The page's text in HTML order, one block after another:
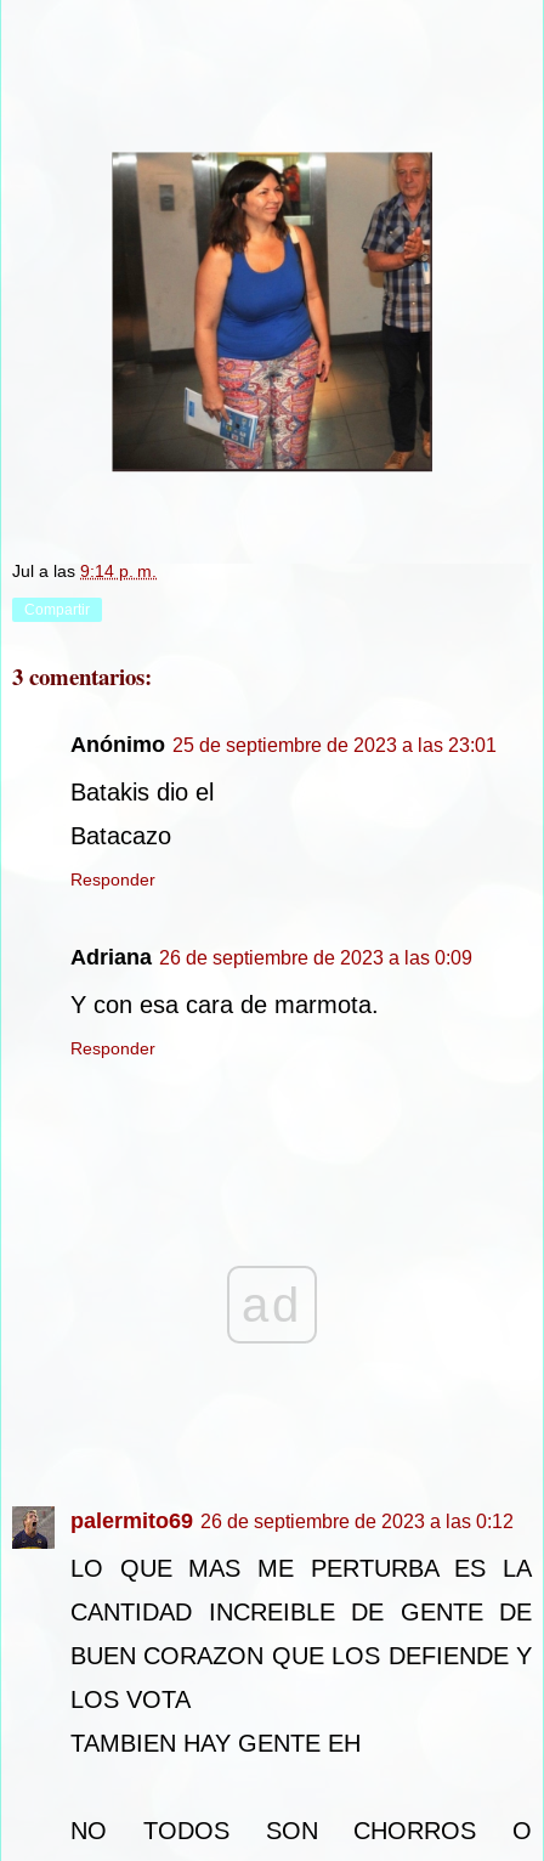
Jul a las 9:14 p. m.
Compartir
3 comentarios:
Anónimo 25 de septiembre de 2023 a las 23:01
Batakis dio el
Batacazo
Responder
Adriana 26 de septiembre de 2023 a las 0:09
Y con esa cara de marmota.
Responder
ad
palermito69 26 de septiembre de 2023 a las 0:12
LO QUE MAS ME PERTURBA ES LA
CANTIDAD INCREIBLE DE GENTE DE
BUEN CORAZON QUE LOS DEFIENDE Y
LOS VOTA
TAMBIEN HAY GENTE EH
NO TODOS SON CHORROS O